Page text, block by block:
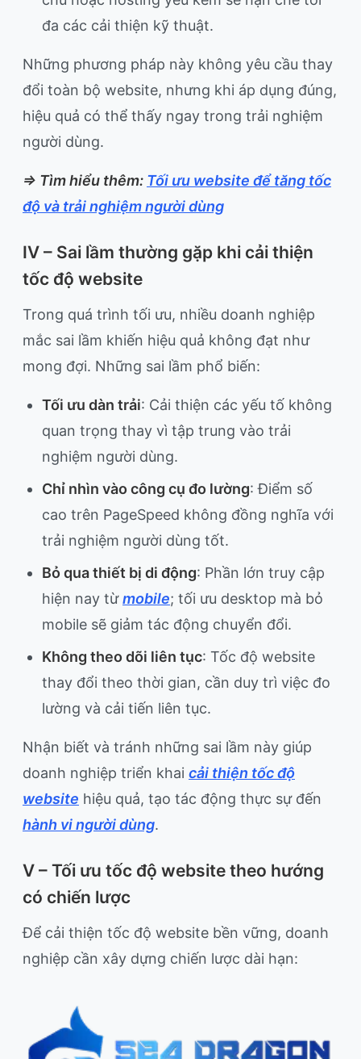
đa các cải thiện kỹ thuật.
Những phương pháp này không yêu cầu thay
đổi toàn bộ website, nhưng khi áp dụng đúng,
hiệu quả có thể thấy ngay trong trải nghiệm
người dùng.
=> Tìm hiểu thêm: Tối ưu website để tăng tốc
độ và trải nghiệm người dùng
IV – Sai lầm thường gặp khi cải thiện
tốc độ website
Trong quá trình tối ưu, nhiều doanh nghiệp
mắc sai lầm khiến hiệu quả không đạt như
mong đợi. Những sai lầm phổ biến:
Tối ưu dàn trải: Cải thiện các yếu tố không
quan trọng thay vì tập trung vào trải
nghiệm người dùng.
Chỉ nhìn vào công cụ đo lường: Điểm số
cao trên PageSpeed không đồng nghĩa với
trải nghiệm người dùng tốt.
Bỏ qua thiết bị di động: Phần lớn truy cập
hiện nay từmobile; tối ưu desktop mà bỏ
mobile sẽ giảm tác động chuyển đổi.
Không theo dõi liên tục: Tốc độ website
thay đổi theo thời gian, cần duy trì việc đo
lường và cải tiến liên tục.
Nhận biết và tránh những sai lầm này giúp
doanh nghiệp triển khai cải thiện tốc độ
website hiệu quả, tạo tác động thực sự đến
hành vi người dùng.
V – Tối ưu tốc độ website theo hướng
có chiến lược
Để cải thiện tốc độ website bền vững, doanh
nghiệp cần xây dựng chiến lược dài hạn: